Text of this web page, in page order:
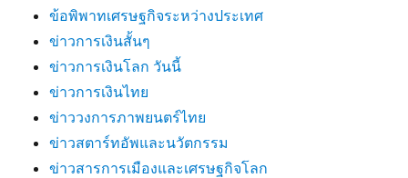
ข้อพิพาทเศรษฐกิจระหว่างประเทศ
ข่าวการเงินสั้นๆ
ข่าวการเงินโลก วันนี้
ข่าวการเงินไทย
ข่าววงการภาพยนตร์ไทย
ข่าวสตาร์ทอัพและนวัตกรรม
ข่าวสารการเมืองและเศรษฐกิจโลก